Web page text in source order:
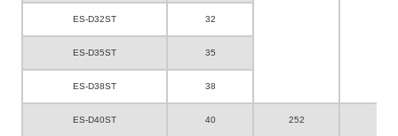
ES-D32ST 32
ES-D35ST 35
ES-D38ST 38
ES-D40ST 40 252